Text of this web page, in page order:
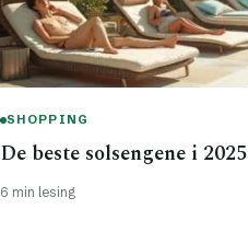
SHOPPING
De beste solsengene i 2025
6 min lesing